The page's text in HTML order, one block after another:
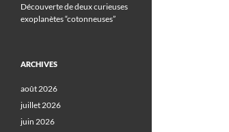
Découverte de deux curieuses
exoplanètes “cotonneuses”
ARCHIVES
août 2026
juillet 2026
juin 2026